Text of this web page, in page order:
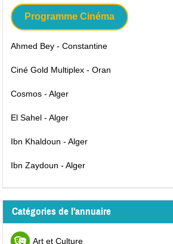
Programme Cinéma
Ahmed Bey - Constantine
Ciné Gold Multiplex - Oran
Cosmos - Alger
El Sahel - Alger
Ibn Khaldoun - Alger
Ibn Zaydoun - Alger
Catégories de l'annuaire
Art et Culture